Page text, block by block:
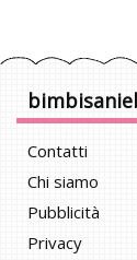
Contatti
Chi siamo
Pubblicità
Privacy